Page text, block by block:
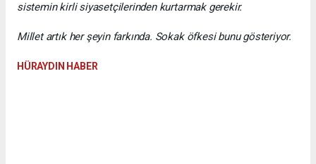
sistemin kirli siyasetçilerinden kurtarmak gerekir.
Millet artık her şeyin farkında. Sokak öfkesi bunu gösteriyor.
HÜRAYDIN HABER